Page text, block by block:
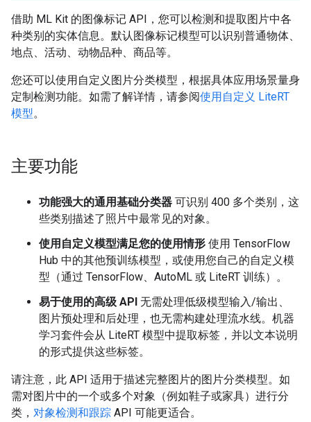
借助 ML Kit 的图像标记 API，您可以检测和提取图片中各
种类别的实体信息。默认图像标记模型可以识别普通物体、
地点、活动、动物品种、商品等。
您还可以使用自定义图片分类模型，根据具体应用场景量身
定制检测功能。如需了解详情，请参阅使用自定义 LiteRT
模型。
主要功能
功能强大的通用基础分类器 可识别 400 多个类别，这
些类别描述了照片中最常见的对象。
使用自定义模型满足您的使用情形 使用 TensorFlow
Hub 中的其他预训练模型，或使用您自己的自定义模
型（通过 TensorFlow、AutoML 或 LiteRT 训练）。
易于使用的高级 API 无需处理低级模型输入/输出、
图片预处理和后处理，也无需构建处理流水线。机器
学习套件会从 LiteRT 模型中提取标签，并以文本说明
的形式提供这些标签。
请注意，此 API 适用于描述完整图片的图片分类模型。如
需对图片中的一个或多个对象（例如鞋子或家具）进行分
类， 对象检测和跟踪 API 可能更适合。